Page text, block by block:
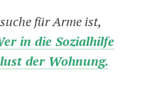
für Arme ist,
in die Sozialhilfe
der Wohnung.